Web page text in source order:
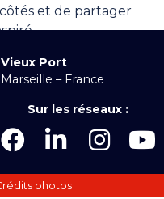
et de partager
Vieux Port
Marseille – France
Sur les réseaux :
photos